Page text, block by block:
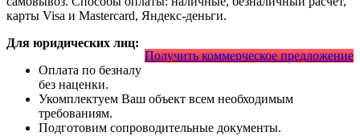
карты Visa и Mastercard, Яндекс-деньги.
Получить коммерческое предложение
Для юридических лиц:
Оплата по безналу
без наценки.
Укомплектуем Ваш объект всем необходимым
требованиям.
Подготовим сопроводительные документы.